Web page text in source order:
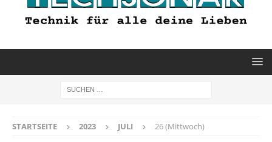
STARTSEITE 2023 JULI 26 (Mittwoch)